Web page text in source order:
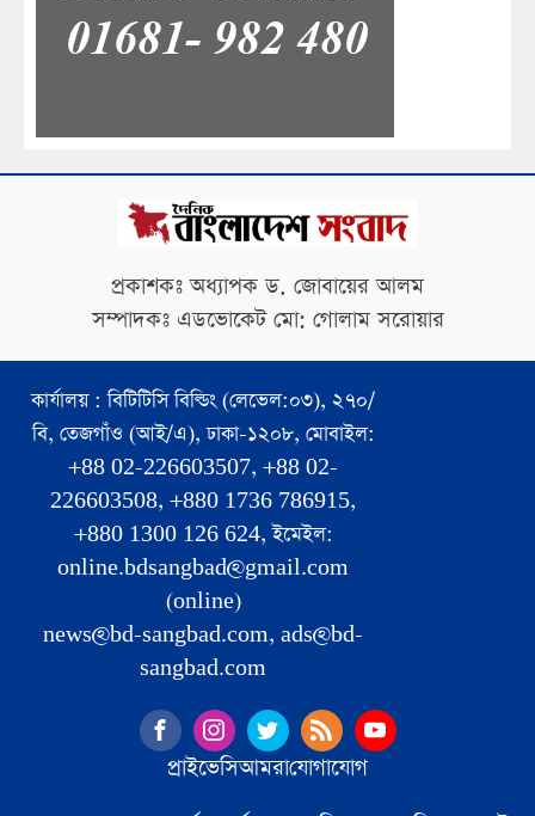
প্রকাশকঃ অধ্যাপক ড. জোবায়ের আলম
সম্পাদকঃ এডভোকেট মো: গোলাম সরোয়ার
কার্যালয় : বিটিটিসি বিল্ডিং (লেভেল:০৩), ২৭০/
বি, তেজগাঁও (আই/এ), ঢাকা-১২০৮, মোবাইল:
+88 02-226603507, +88 02-
226603508, +880 1736 786915,
+880 1300 126 624, ইমেইল:
online.bdsangbad@gmail.com
(online)
news@bd-sangbad.com, ads@bd-
sangbad.com
প্রাইভেসিআমরাযোগাযোগ